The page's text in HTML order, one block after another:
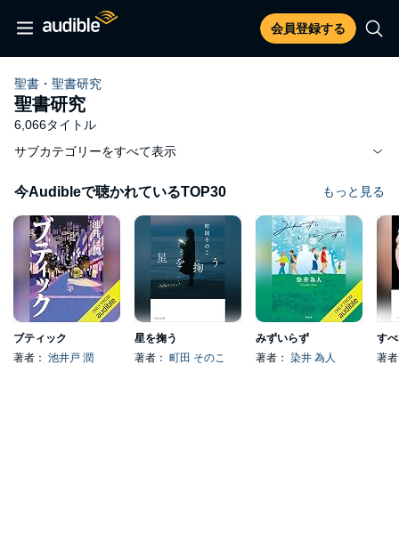
会員登録する
聖書・聖書研究
聖書研究
6,066タイトル
サブカテゴリーをすべて表示
今Audibleで聴かれているTOP30 もっと見る
ブティック
著者： 池井戸 潤
星を掬う
著者： 町田 そのこ
みずいらず
著者： 染井 為人 著